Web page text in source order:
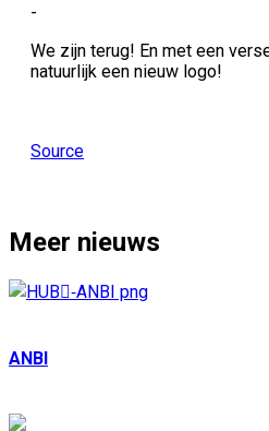
-
We zijn terug! En met een
natuurlijk een nieuw logo!
Source
Meer nieuws
ANBI